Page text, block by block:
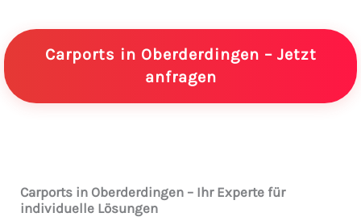
Carports in Oberderdingen – Jetzt
anfragen
Carports in Oberderdingen – Ihr Experte für
individuelle Lösungen